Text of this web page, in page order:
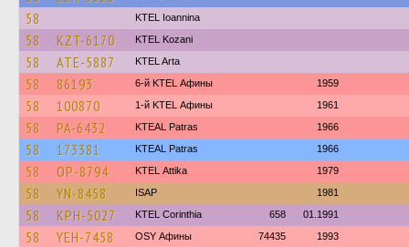
58 KTEL Ioannina
58 KZT-6170 ΚΤΕL Kozani
58 ATE-5887 KTEL Arta
58 86193 6-й KTEL Афины 1959
58 100870 1-й KTEL Афины 1961
58 PA-6432 KTEAL Patras 1966
58 173381 KTEAL Patras 1966
58 OP-8794 KΤΕL Αttika 1979
58 YN-8458 ISAP 1981
58 KPH-5027 KTEL Corinthia 658 01.1991
58 YEH-7458 OSY Афины 74435 1993